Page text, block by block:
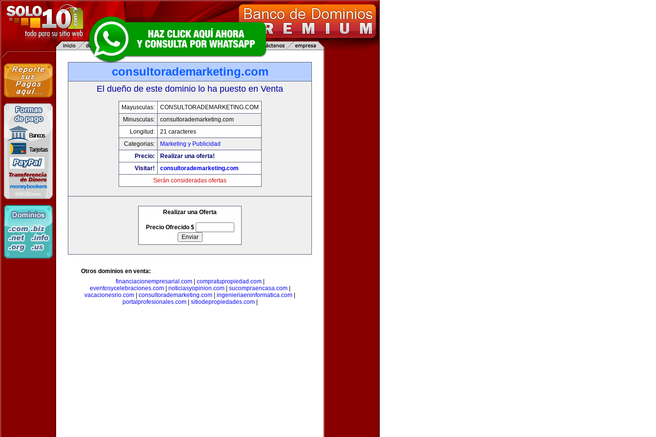
consultorademarketing.com
El dueño de este dominio lo ha puesto en Venta
Mayusculas:
CONSULTORADEMARKETING.COM
Minusculas:
consultorademarketing.com
Longitud:
21 caracteres
Categorias:
Marketing y Publicidad
Precio:
Realizar una oferta!
Visitar!
consultorademarketing.com
Serán consideradas ofertas
Realizar una Oferta
Precio Ofrecido $
Otros dominios en venta:
financiacionempresarial.com| compratupropiedad.com|
eventosycelebraciones.com| noticiasyopinion.com| sucompraencasa.com|
vacacionesrio.com
consultorademarketing.com ingenieriaeninformatica.com
portalprofesionales.com| sitiodepropiedades.com|